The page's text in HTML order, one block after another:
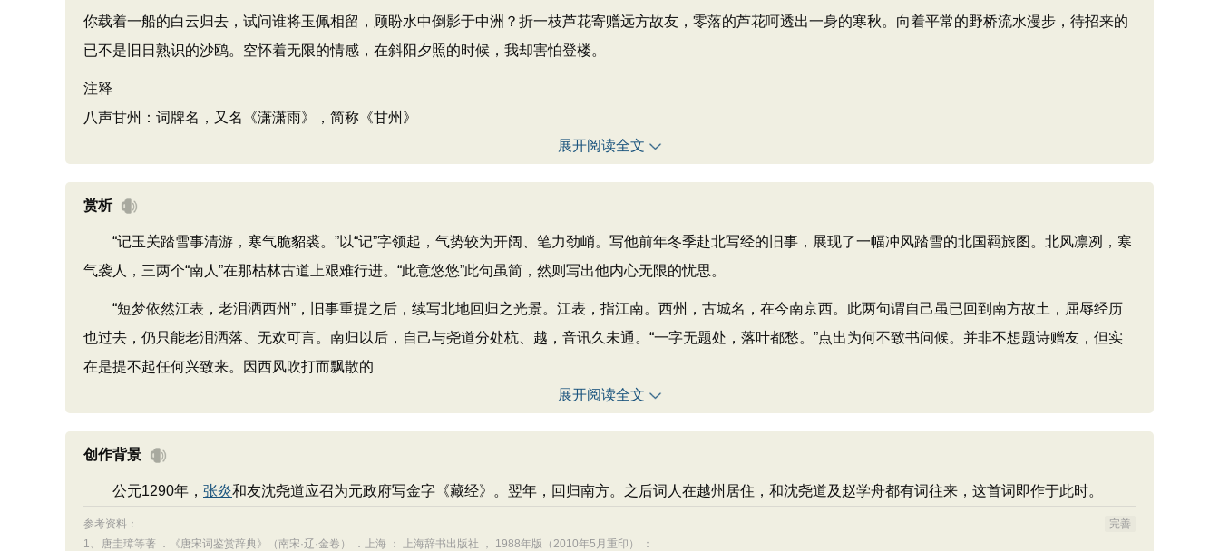
你载着一船的白云归去，试问谁将玉佩相留，顾盼水中倒影于中洲？折一枝芦花寄赠远方故友，零落的芦花呵透出一身的寒秋。向着平常的野桥流水漫步，待招来的
已不是旧日熟识的沙鸥。空怀着无限的情感，在斜阳夕照的时候，我却害怕登楼。
注释
八声甘州：词牌名，又名《潇潇雨》，简称《甘州》
展开阅读全文
赏析
“记玉关踏雪事清游，寒气脆貂裘。”以“记”字领起，气势较为开阔、笔力劲峭。写他前年冬季赴北写经的旧事，展现了一幅冲风踏雪的北国羁旅图。北风凛冽，寒
气袭人，三两个“南人”在那枯林古道上艰难行进。“此意悠悠”此句虽简，然则写出他内心无限的忧思。
“短梦依然江表，老泪洒西州”，旧事重提之后，续写北地回归之光景。江表，指江南。西州，古城名，在今南京西。此两句谓自己虽已回到南方故土，屈辱经历
也过去，仍只能老泪洒落、无欢可言。南归以后，自己与尧道分处杭、越，音讯久未通。“一字无题处，落叶都愁。”点出为何不致书问候。并非不想题诗赠友，但实
在是提不起任何兴致来。因西风吹打而飘散的
展开阅读全文
创作背景
公元1290年， 张炎和友沈尧道应召为元政府写金字《藏经》。翌年，回归南方。之后词人在越州居住，和沈尧道及赵学舟都有词往来，这首词即作于此时。
参考资料：
完善
1、
唐圭璋等著 ．《唐宋词鉴赏辞典》（南宋·辽·金卷） ．上海 ： 上海辞书出版社 ， 1988年版（2010年5月重印） ：